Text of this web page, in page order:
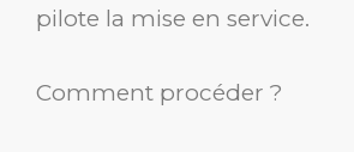
pilote la mise en service.
Comment procéder ?